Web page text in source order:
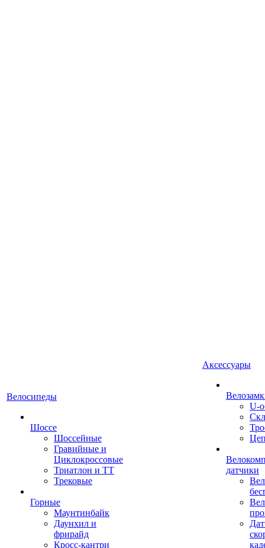
Велосипеды
Шоссе
Шоссейные
Гравийные и
Циклокроссовые
Триатлон и ТТ
Трековые
Горные
Маунтинбайк
Даунхил и
фрирайд
Кросс-кантри
Аксессуары
U-
датчики